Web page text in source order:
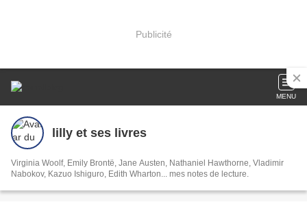
Publicité
MENU
lilly et ses livres
Virginia Woolf, Emily Brontë, Jane Austen, Nathaniel Hawthorne, Vladimir
Nabokov, Kazuo Ishiguro, Edith Wharton... mes notes de lecture.